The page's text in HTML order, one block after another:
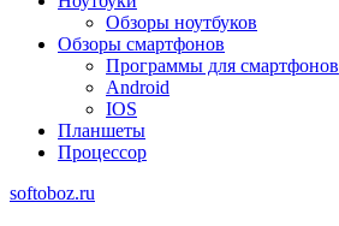
Обзоры ноутбуков
Обзоры смартфонов
Программы для смартфонов
Android
IOS
Планшеты
Процессор
softoboz.ru